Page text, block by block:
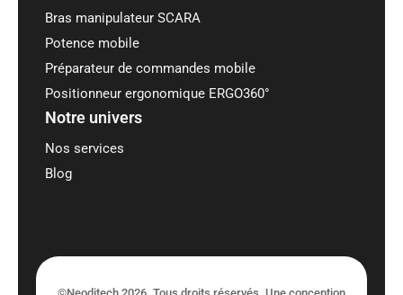
Bras manipulateur SCARA
Potence mobile
Préparateur de commandes mobile
Positionneur ergonomique ERGO360°
Notre univers
Nos services
Blog